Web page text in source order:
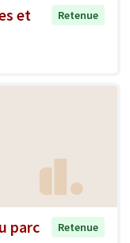
et
Retenue
parc
Retenue